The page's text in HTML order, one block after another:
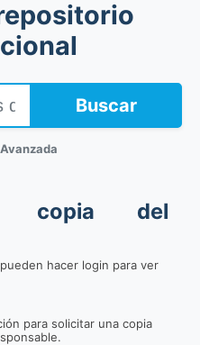
Buscar
copia del
hacer login para ver
para solicitar una copia